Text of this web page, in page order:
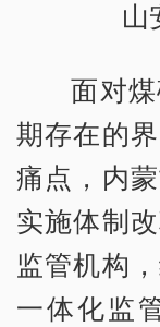
山
面对
期存在的
痛点，内
实施体制
监管机构
一体化监